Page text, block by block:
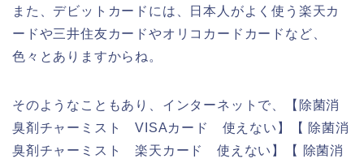
また、デビットカードには、日本人がよく使う楽天カ
ードや三井住友カードやオリコカードカードなど、
色々とありますからね。
そのようなこともあり、インターネットで、【除菌消
臭剤チャーミスト VISAカード 使えない】【 除菌消
臭剤チャーミスト 楽天カード 使えない】【 除菌消